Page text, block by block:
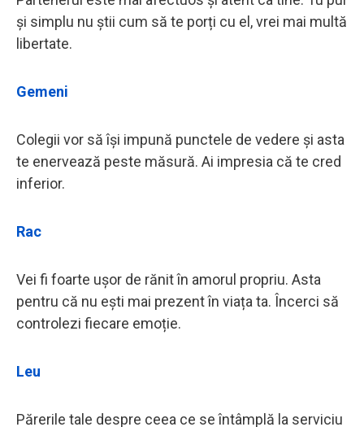
și simplu nu știi cum să te porți cu el, vrei mai multă
libertate.
Gemeni
Colegii vor să își impună punctele de vedere și asta
te enervează peste măsură. Ai impresia că te cred
inferior.
Rac
Vei fi foarte ușor de rănit în amorul propriu. Asta
pentru că nu ești mai prezent în viața ta. Încerci să
controlezi fiecare emoție.
Leu
Părerile tale despre ceea ce se întâmplă la serviciu